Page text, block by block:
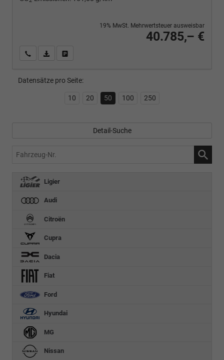
40.785,– €
19% MwSt. Mehrwertsteuer ausweisbar
Wir rufen Sie anPDF-Fahrzeugexposé drucken
Datensätze pro Seite:
10 20 50 100 250
Detail-Suche
Fahrzeug-
Ligier
Audi
Citroën
Cupra
Dacia
Fiat
Ford
Hyundai
MG
Nissan